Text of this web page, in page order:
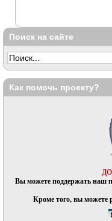
Поиск на сайте
Как помочь проекту?
Вы можете поддержать наш
Кроме того, вы можете